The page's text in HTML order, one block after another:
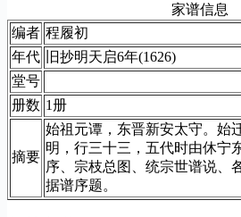
家谱信息
编者 程履初
年代
旧抄明天启6年(1626)
堂号
册数 1册
摘要
始祖元谭，东晋新安太守。始
明，行三十三，五代时由休宁
序、宗枝总图、统宗世谱说、
据谱序题。